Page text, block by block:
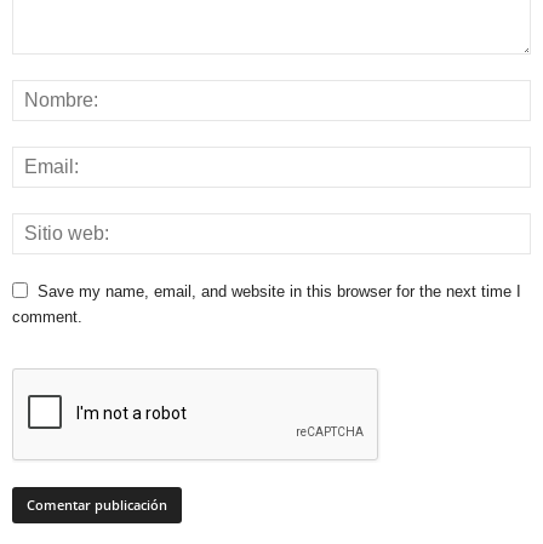
Save my name, email, and website in this browser for the next time I
comment.